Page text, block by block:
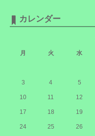
カレンダー
月
火 水
3 4 5
10 11 12
17 18 19
24 25 26